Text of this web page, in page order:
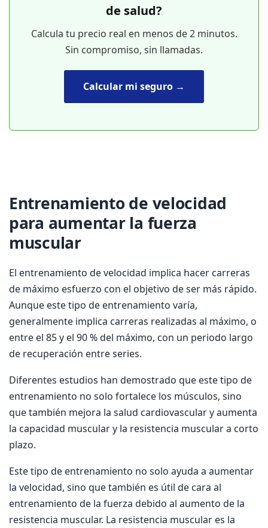
de salud?
Calcula tu precio real en menos de 2 minutos.
Sin compromiso, sin llamadas.
Calcular mi seguro →
Entrenamiento de velocidad
para aumentar la fuerza
muscular
El entrenamiento de velocidad implica hacer carreras
de máximo esfuerzo con el objetivo de ser más rápido.
Aunque este tipo de entrenamiento varía,
generalmente implica carreras realizadas al máximo, o
entre el 85 y el 90 % del máximo, con un periodo largo
de recuperación entre series.
Diferentes estudios han demostrado que este tipo de
entrenamiento no solo fortalece los músculos, sino
que también mejora la salud cardiovascular y aumenta
la capacidad muscular y la resistencia muscular a corto
plazo.
Este tipo de entrenamiento no solo ayuda a aumentar
la velocidad, sino que también es útil de cara al
entrenamiento de la fuerza debido al aumento de la
resistencia muscular. La resistencia muscular es la